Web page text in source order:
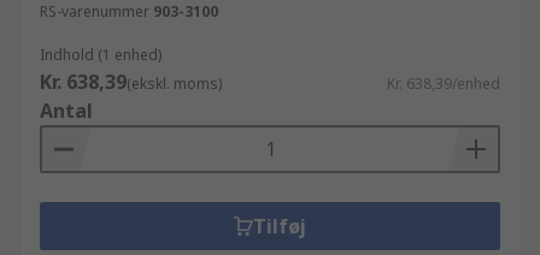
RS-varenummer 903-3100
Indhold (1 enhed)
Kr. 638,39(ekskl. moms) Kr. 638,39/enhed
Antal
Tilføj